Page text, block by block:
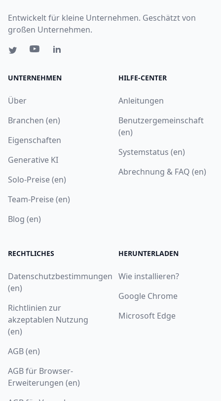
Entwickelt für kleine Unternehmen. Geschätzt von
großen Unternehmen.
UNTERNEHMEN
Über
Branchen (en)
Eigenschaften
Generative KI
Solo-Preise (en)
Team-Preise (en)
Blog (en)
HILFE-CENTER
Anleitungen
Benutzergemeinschaft
(en)
Systemstatus (en)
Abrechnung & FAQ (en)
RECHTLICHES
Datenschutzbestimmungen
(en)
Richtlinien zur
akzeptablen Nutzung
(en)
AGB (en)
AGB für Browser-
Erweiterungen (en)
HERUNTERLADEN
Wie installieren?
Google Chrome
Microsoft Edge